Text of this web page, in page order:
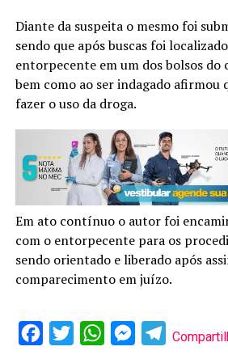
Diante da suspeita o mesmo foi
sendo que após buscas foi
entorpecente em um dos bolsos do
bem como ao ser indagado afirmou
fazer o uso da droga.
Em ato contínuo o autor foi
com o entorpecente para os
sendo orientado e liberado após
comparecimento em juízo.
Facebook
Twitter WhatsAppMessenger
Telegram